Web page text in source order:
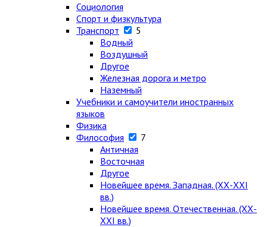
Социология
Спорт и физкультура
Транспорт
5
Водный
Воздушный
Другое
Железная дорога и метро
Наземный
Учебники и самоучители иностранных
языков
Физика
Философия
7
Античная
Восточная
Другое
Новейшее время. Западная. (ХХ-ХХI
вв.)
Новейшее время. Отечественная. (ХХ-
ХХI вв.)